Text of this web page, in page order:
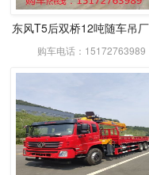
购车电话：15172763989